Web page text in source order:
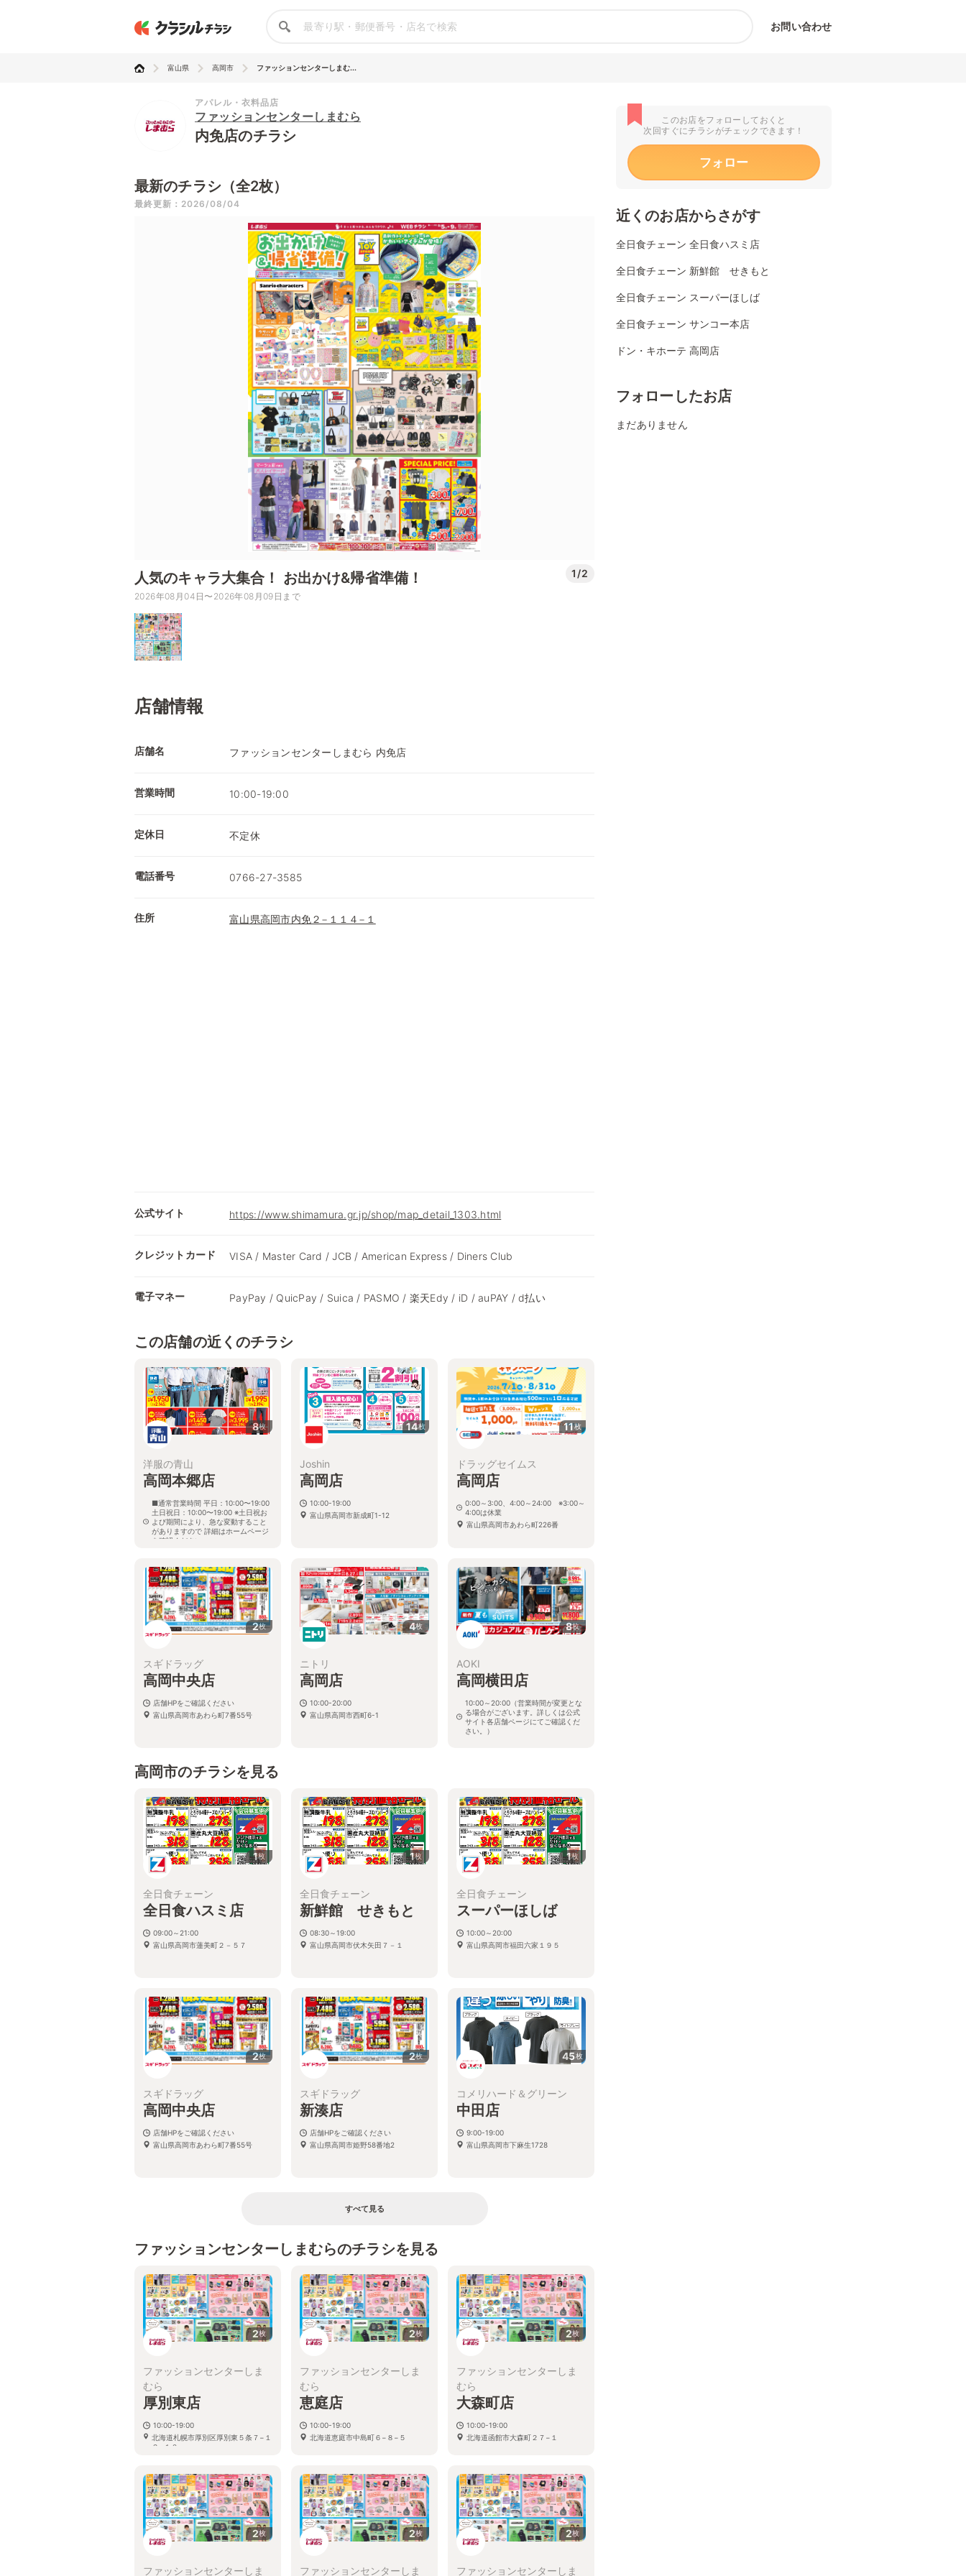
お問い合わせ
富山県 高岡市 ファッションセンターしまむ...
アパレル・衣料品店
ファッションセンターしまむら
内免店のチラシ
最新のチラシ（全2枚）
最終更新：2026/08/04
人気のキャラ大集合！ お出かけ&帰省準備！ 1/2
2026年08月04日〜2026年08月09日まで
店舗情報
店舗名 ファッションセンターしまむら 内免店
営業時間 10:00-19:00
定休日 不定休
電話番号 0766-27-3585
住所 富山県高岡市内免２−１１４−１
公式サイト https://www.shimamura.gr.jp/shop/map_detail_1303.html
クレジットカード VISA / Master Card / JCB / American Express / Diners Club
電子マネー PayPay / QuicPay / Suica / PASMO / 楽天Edy / iD / auPAY / d払い
この店舗の近くのチラシ
8枚
洋服の青山
高岡本郷店
■通常営業時間 平日：10:00〜19:00
土日祝日：10:00〜19:00 ※土日祝お
よび期間により、急な変動すること
がありますので 詳細はホームページ
を確認ください
14枚
Joshin
高岡店
10:00-19:00
富山県高岡市新成町1-12
11枚
ドラッグセイムス
高岡店
0:00～3:00、4:00～24:00 ※3:00～
4:00は休業
富山県高岡市あわら町226番
2枚
スギドラッグ
高岡中央店
店舗HPをご確認ください
富山県高岡市あわら町7番55号
4枚
ニトリ
高岡店
10:00-20:00
富山県高岡市西町6-1
8枚
AOKI
高岡横田店
10:00～20:00（営業時間が変更とな
る場合がございます。詳しくは公式
サイト各店舗ページにてご確認くだ
さい。）
高岡市のチラシを見る
1枚
全日食チェーン
全日食ハスミ店
09:00～21:00
富山県高岡市蓮美町２－５７
1枚
全日食チェーン
新鮮館 せきもと
08:30～19:00
富山県高岡市伏木矢田７－１
1枚
全日食チェーン
スーパーほしば
10:00～20:00
富山県高岡市福田六家１９５
2枚
スギドラッグ
高岡中央店
店舗HPをご確認ください
富山県高岡市あわら町7番55号
2枚
スギドラッグ
新湊店
店舗HPをご確認ください
富山県高岡市姫野58番地2
45枚
コメリハード＆グリーン
中田店
9:00-19:00
富山県高岡市下麻生1728
すべて見る
ファッションセンターしまむらのチラシを見る
2枚
ファッションセンターしま
むら
厚別東店
10:00-19:00
北海道札幌市厚別区厚別東５条７−１
２−１０
2枚
ファッションセンターしま
むら
恵庭店
10:00-19:00
北海道恵庭市中島町６−８−５
2枚
ファッションセンターしま
むら
大森町店
10:00-19:00
北海道函館市大森町２７−１
2枚
ファッションセンターしま
2枚
ファッションセンターしま
2枚
ファッションセンターしま
このお店をフォローしておくと
次回すぐにチラシがチェックできます！
フォロー
近くのお店からさがす
全日食チェーン 全日食ハスミ店
全日食チェーン 新鮮館 せきもと
全日食チェーン スーパーほしば
全日食チェーン サンコー本店
ドン・キホーテ 高岡店
フォローしたお店
まだありません